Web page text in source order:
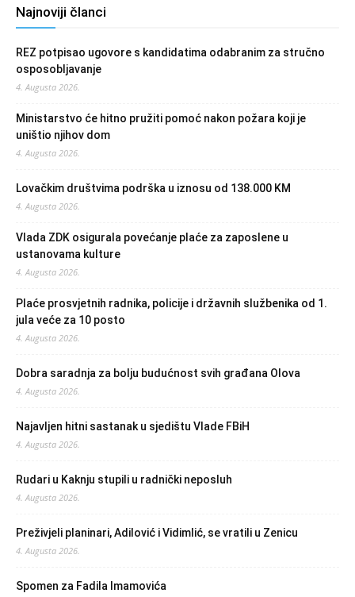
Najnoviji članci
REZ potpisao ugovore s kandidatima odabranim za stručno
osposobljavanje
4. Augusta 2026.
Ministarstvo će hitno pružiti pomoć nakon požara koji je
uništio njihov dom
4. Augusta 2026.
Lovačkim društvima podrška u iznosu od 138.000 KM
4. Augusta 2026.
Vlada ZDK osigurala povećanje plaće za zaposlene u
ustanovama kulture
4. Augusta 2026.
Plaće prosvjetnih radnika, policije i državnih službenika od 1.
jula veće za 10 posto
4. Augusta 2026.
Dobra saradnja za bolju budućnost svih građana Olova
4. Augusta 2026.
Najavljen hitni sastanak u sjedištu Vlade FBiH
4. Augusta 2026.
Rudari u Kaknju stupili u radnički neposluh
4. Augusta 2026.
Preživjeli planinari, Adilović i Vidimlić, se vratili u Zenicu
4. Augusta 2026.
Spomen za Fadila Imamovića